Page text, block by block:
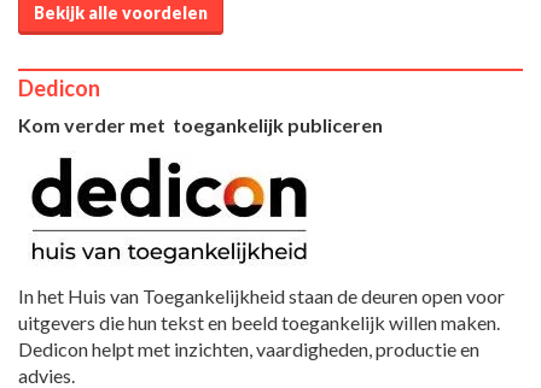
Bekijk alle voordelen
Dedicon
Kom verder met toegankelijk publiceren
In het Huis van Toegankelijkheid staan de deuren open voor
uitgevers die hun tekst en beeld toegankelijk willen maken.
Dedicon helpt met inzichten, vaardigheden, productie en
advies.